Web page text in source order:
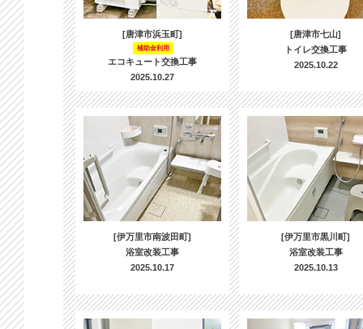
[唐津市浜玉町]
補助金利用
エコキュート交換工事
2025.10.27
[唐津市七山]
トイレ交換工事
2025.10.22
[伊万里市南波田町]
浴室改装工事
2025.10.17
[伊万里市黒川町]
浴室改装工事
2025.10.13